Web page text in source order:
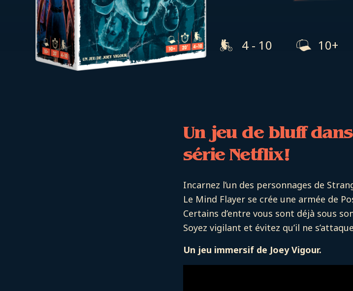
4 - 10 10+
Un jeu de bluff
série Netflix!
Incarnez l’un des personnages de
Le Mind Flayer se crée une armée de
Certains d’entre vous sont déjà sous
Soyez vigilant et évitez qu’il ne
Un jeu immersif de Joey Vigour.